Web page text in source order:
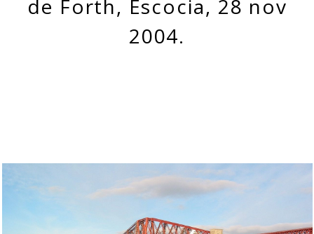
de Forth, Escocia, 28 nov
2004.